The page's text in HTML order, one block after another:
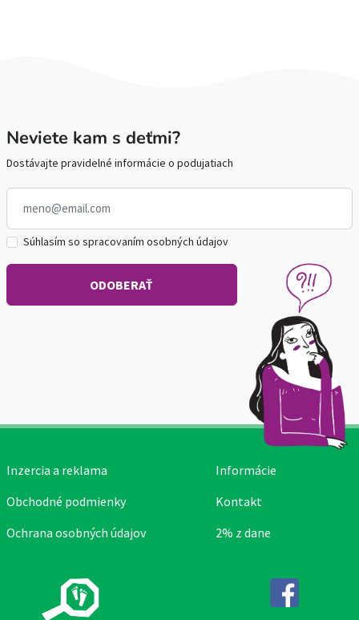
Neviete kam s deťmi?
Dostávajte pravidelné informácie o podujatiach
Súhlasím so spracovaním osobných údajov
Inzercia a reklama
Obchodné podmienky
Ochrana osobných údajov
Informácie
Kontakt
2% z dane